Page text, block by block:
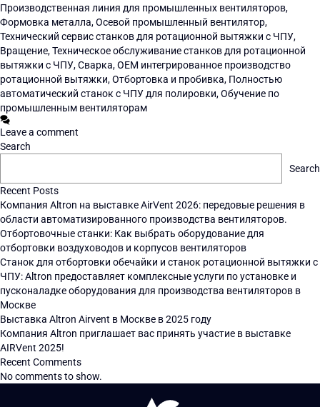
Производственная линия для промышленных вентиляторов,
Формовка металла,Осевой промышленный вентилятор,
Технический сервис станков для ротационной вытяжки с ЧПУ,
Вращение,Техническое обслуживание станков для ротационной
вытяжки с ЧПУ,Сварка,OEM интегрированное производство
ротационной вытяжки,Отбортовка и пробивка, Полностью
автоматический станок с ЧПУ для полировки,Обучение по
промышленным вентиляторам
Leave a comment
Search
Search
Recent Posts
Компания Altron на выставке AirVent 2026: передовые решения в
области автоматизированного производства вентиляторов.
Отбортовочные станки: Как выбрать оборудование для
отбортовки воздуховодов и корпусов вентиляторов
Станок для отбортовки обечайки и станок ротационной вытяжки с
ЧПУ: Altron предоставляет комплексные услуги по установке и
пусконаладке оборудования для производства вентиляторов в
Москве
Выставка Altron Airvent в Москве в 2025 году
Компания Altron приглашает вас принять участие в выставке
AIRVent 2025!
Recent Comments
No comments to show.